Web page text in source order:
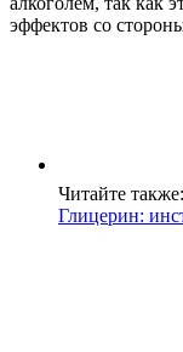
эффектов со
Читайте также:
Глицерин: